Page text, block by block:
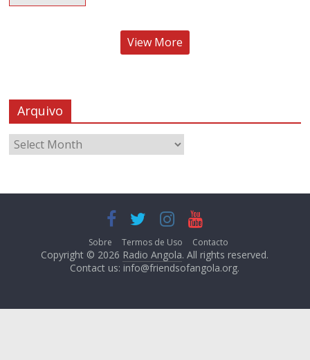
View More
Arquivo
Sobre Termos de Uso Contacto
Copyright © 2026 Radio Angola. All rights reserved.
Contact us: info@friendsofangola.org.